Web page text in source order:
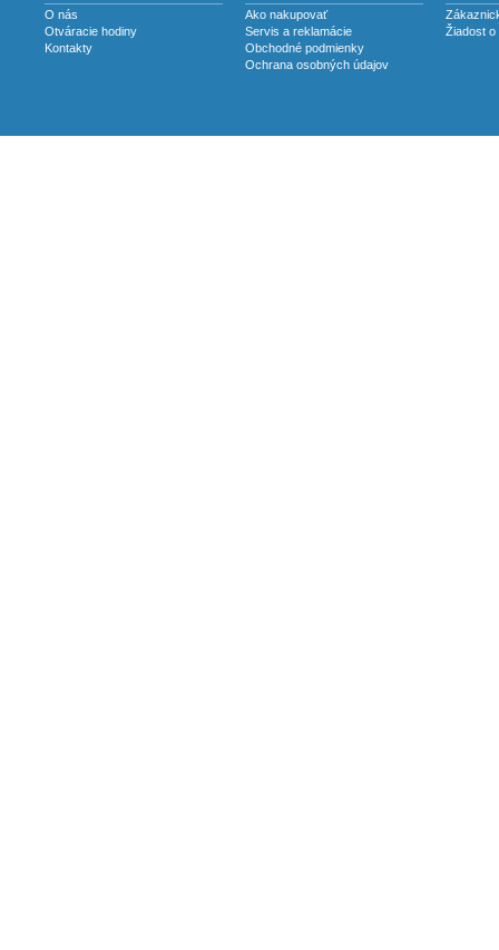
O nás
Otváracie hodiny
Kontakty
Ako nakupovať
Servis a reklamácie
Obchodné podmienky
Ochrana osobných údajov
Žiadost